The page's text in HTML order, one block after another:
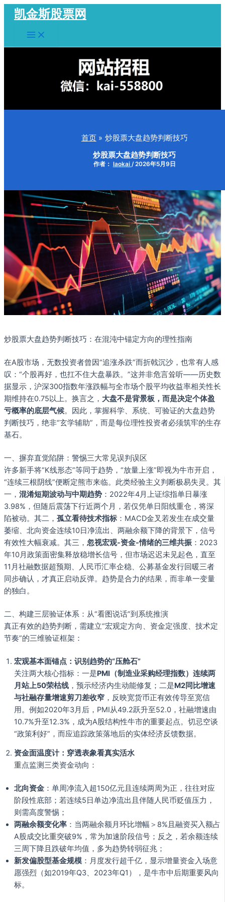
容
凯金斯股票网
Main
Menu
首页 炒股票大盘趋势判断技巧
炒股票大盘趋势判断技巧
作者： laokai /2026年5月9日
炒股票大盘趋势判断技巧：在混沌中锚定方向的理性指南
在A股市场，无数投资者曾因“追涨杀跌”而折戟沉沙，也常有人感
叹：“个股再好，也扛不住大盘暴跌。”这并非危言耸听——历史数
据显示，沪深300指数年涨跌幅与全市场个股平均收益率相关性长
期维持在0.75以上。换言之， 大盘不是背景板，而是决定个体盈
亏概率的底层气候。因此，掌握科学、系统、可验证的大盘趋势
判断技巧，绝非“玄学辅助”，而是每位理性投资者必须筑牢的生存
基石。
一、摒弃直觉陷阱：警惕三大常见误判误区
许多新手将“K线形态”等同于趋势，“放量上涨”即视为牛市开启，
“连续三根阴线”便断定熊市来临。此类经验主义判断极易失灵。其
一， 混淆短期波动与中期趋势 ：2022年4月上证综指单日暴涨
3.98%，但随后震荡下行近两个月，若仅凭单日阳线重仓，将深
陷被动。其二， 孤立看待技术指标 ：MACD金叉若发生在成交量
萎缩、北向资金连续10日净流出、两融余额下降的背景下，信号
有效性大幅衰减。其三， 忽视宏观-资金-情绪的三维共振 ：2023
年10月政策面密集释放稳增长信号，但市场迟迟未见起色，直至
11月社融数据超预期、人民币汇率企稳、公募基金发行回暖三者
同步确认，才真正启动反弹。趋势是合力的结果，而非单一变量
的独白。
二、构建三层验证体系：从“看图说话”到系统推演
真正有效的趋势判断，需建立“宏观定方向、资金定强度、技术定
节奏”的三维验证框架：
宏观基本面锚点：识别趋势的“压舱石”
关注两大核心指标：一是PMI（制造业采购经理指数）连续两
月站上50荣枯线 ，预示经济内生动能修复；二是M2同比增速
与社融存量增速剪刀差收窄 ，反映宽货币正有效传导至宽信
用。例如2020年3月后，PMI从49.2跃升至52.0，社融增速由
10.7%升至12.3%，成为A股结构性牛市的重要起点。切忌空谈
“政策利好”，而应追踪政策落地后的实体经济反馈数据。
资金面温度计：穿透表象看真实活水
重点监测三类资金动向：
北向资金 ：单周净流入超150亿元且连续两周为正，往往对应
阶段性底部；若连续5日单边净流出且伴随人民币贬值压力，
则需高度警惕；
两融余额变化率 ：当两融余额月环比增幅＞8%且融资买入额占
A股成交比重突破9%，常为加速阶段信号；反之，若余额连续
三周下降且跌破年均值，多为趋势转弱征兆；
新发偏股型基金规模 ：月度发行超千亿，显示增量资金入场意
愿强烈（如2019年Q3、2023年Q1），是牛市中后期重要风向
标。